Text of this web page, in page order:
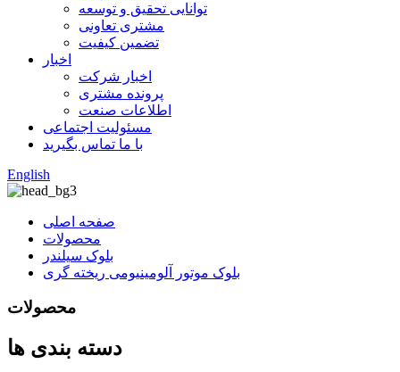
توانایی تحقیق و توسعه
مشتری تعاونی
تضمین کیفیت
اخبار
اخبار شرکت
پرونده مشتری
اطلاعات صنعت
مسئولیت اجتماعی
با ما تماس بگیرید
English
صفحه اصلی
محصولات
بلوک سیلندر
بلوک موتور آلومینیومی ریخته گری
محصولات
دسته بندی ها